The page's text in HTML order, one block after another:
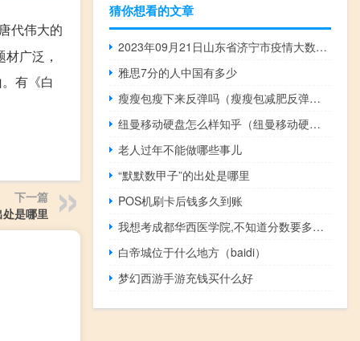
代伟大的
广泛，
有《白
下一篇
处是哪里
猜你想看的文章
2023年09月21日山东省济宁市疫情大数据-今日/今天疫情全网搜索最新实时消息动态情况通知播报
雅思7分的人中国有多少
瘦瘦包瘦下来反弹吗（瘦瘦包减肥反弹吗）
纽曼移动硬盘怎么样知乎（纽曼移动硬盘怎么样）
老人过年不能做哪些事儿
“默默数甲子”的出处是哪里
POS机刷卡后钱多久到账
我想考成都华西医学院,不知道分数要多少 华西医科大学分数线
白帝城位于什么地方（baidi）
梦幻西游手游充钱买什么好